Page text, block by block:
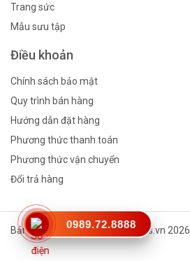
Trang sức
Mẫu sưu tập
Điều khoản
Chính sách bảo mật
Quy trình bán hàng
Hướng dẫn đặt hàng
Phương thức thanh toán
Phương thức vận chuyển
Đổi trả hàng
Bản quyền thuộc về © Vinagems.vn 2026
0989.72.8888